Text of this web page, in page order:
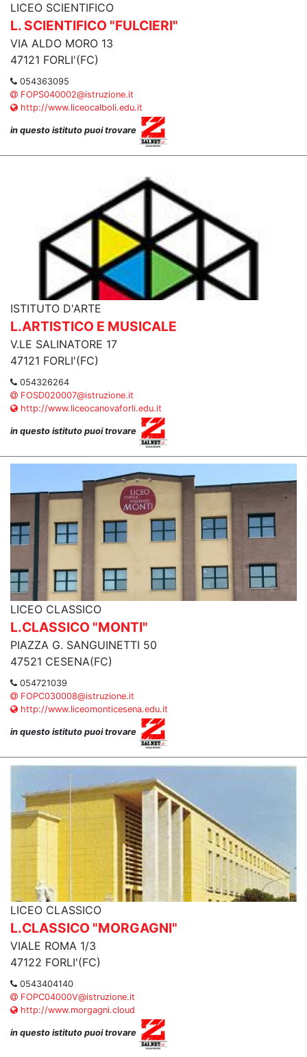
LICEO SCIENTIFICO
L. SCIENTIFICO "FULCIERI"
VIA ALDO MORO 13
47121 FORLI'(FC)
054363095
FOPS040002@istruzione.it
http://www.liceocalboli.edu.it
in questo istituto puoi trovare
ISTITUTO D'ARTE
L.ARTISTICO E MUSICALE
V.LE SALINATORE 17
47121 FORLI'(FC)
054326264
FOSD020007@istruzione.it
http://www.liceocanovaforli.edu.it
in questo istituto puoi trovare
LICEO CLASSICO
L.CLASSICO "MONTI"
PIAZZA G. SANGUINETTI 50
47521 CESENA(FC)
054721039
FOPC030008@istruzione.it
http://www.liceomonticesena.edu.it
in questo istituto puoi trovare
LICEO CLASSICO
L.CLASSICO "MORGAGNI"
VIALE ROMA 1/3
47122 FORLI'(FC)
0543404140
FOPC04000V@istruzione.it
http://www.morgagni.cloud
in questo istituto puoi trovare